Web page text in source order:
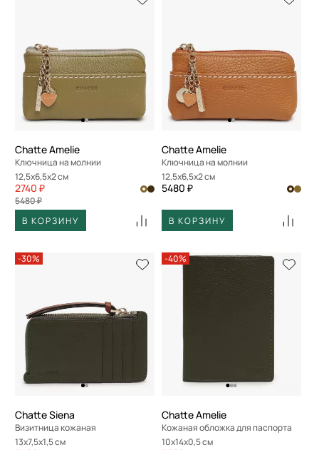
Chatte Amelie
Ключница на молнии
12,5x6,5x2 см
2740 ₽
5480 ₽
В КОРЗИНУ
Chatte Amelie
Ключница на молнии
12,5x6,5x2 см
5480 ₽
В КОРЗИНУ
-30%
Chatte Siena
Визитница кожаная
13x7,5x1,5 см
-40%
Chatte Amelie
Кожаная обложка для паспорта
10x14x0,5 см